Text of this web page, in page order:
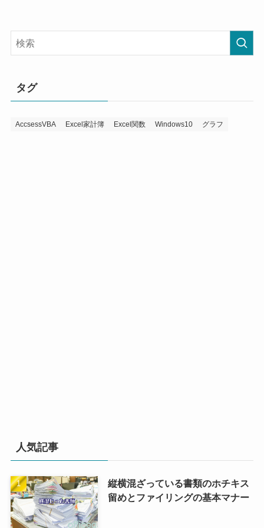
タグ
AccsessVBA Excel家計簿 Excel関数 Windows10 グラフ
人気記事
縦横混ざっている書類のホチキス
留めとファイリングの基本マナー